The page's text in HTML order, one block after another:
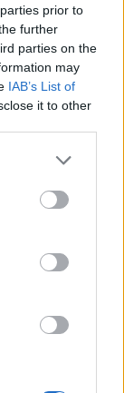
prior to
further
parties on the
may
IAB’s List of
it to other
«αλητεία
βουλευτής του
βουλευτή της
όταν η συζήτηση
με...